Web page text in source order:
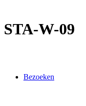
STA-W-09
Bezoeken